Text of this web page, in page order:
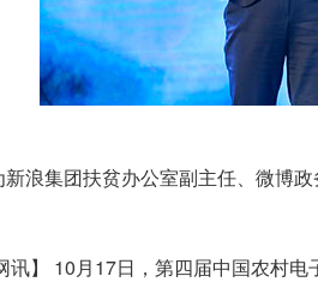
新浪集团扶贫办公室副主任、微博
讯】 10月17日，第四届中国农村